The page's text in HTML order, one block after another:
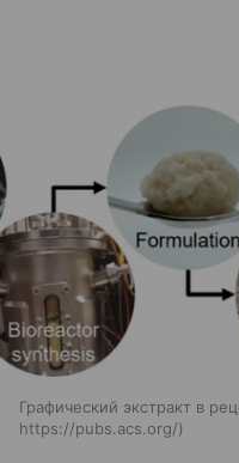
Графический экстракт в
https://pubs.acs.org/